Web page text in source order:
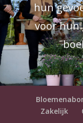
hun
voor hun
Zakelijk